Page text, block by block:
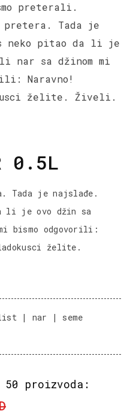
preterali.
pretera. Tada je
neko pitao da li je
nar sa džinom mi
Naravno!
želite. Živeli.
0.5L
Tada je najslađe.
li je ovo džin sa
bismo odgovorili:
želite.
| nar | seme
50 proizvoda: